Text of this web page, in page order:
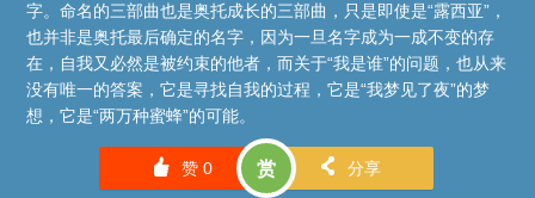
字。命名的三部曲也是奥托成长的三部曲，只是即使是“露西亚”，
也并非是奥托最后确定的名字，因为一旦名字成为一成不变的存
在，自我又必然是被约束的他者，而关于“我是谁”的问题，也从来
没有唯一的答案，它是寻找自我的过程，它是“我梦见了夜”的梦
想，它是“两万种蜜蜂”的可能。
󰄼 赞 0 赏 󰄯 分享